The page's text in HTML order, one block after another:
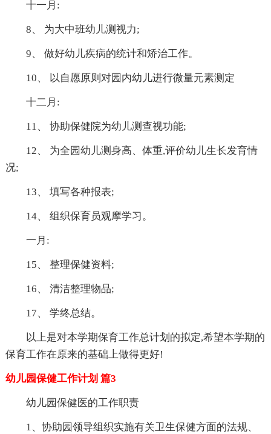
十一月:
8、 为大中班幼儿测视力;
9、 做好幼儿疾病的统计和矫治工作。
10、 以自愿原则对园内幼儿进行微量元素测定
十二月:
11、 协助保健院为幼儿测查视功能;
12、 为全园幼儿测身高、体重,评价幼儿生长发育情
况;
13、 填写各种报表;
14、 组织保育员观摩学习。
一月:
15、 整理保健资料;
16、 清洁整理物品;
17、 学终总结。
以上是对本学期保育工作总计划的拟定,希望本学期的
保育工作在原来的基础上做得更好!
幼儿园保健工作计划 篇3
幼儿园保健医的工作职责
1、协助园领导组织实施有关卫生保健方面的法规、